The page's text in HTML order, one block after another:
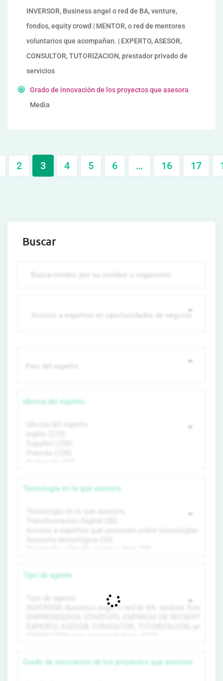
INVERSOR, Business angel o red de BA, venture,
fondos, equity crowd | MENTOR, o red de mentores
voluntarios que acompañan. | EXPERTO, ASESOR,
CONSULTOR, TUTORIZACION, prestador privado de
servicios
Grado de innovación de los proyectos que asesora
Media
2 3 4 5 6 … 16 17
Buscar
Idioma del experto
Tecnología en la que asesora
Tipo de agente
Grado de innovación de los proyectos que asesora